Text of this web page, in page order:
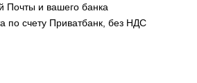
Почты и вашего банка
по счету Приватбанк, без НДС